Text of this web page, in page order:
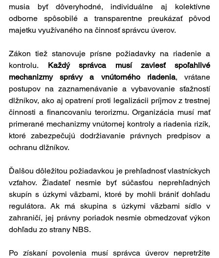
musia byť dôveryhodné, individuálne aj kolektívne
odborne spôsobilé a transparentne preukázať pôvod
majetku využívaného na činnosť správcu úverov.
Zákon tiež stanovuje prísne požiadavky na riadenie a
kontrolu. Každý správca musí zaviesť spoľahlivé
mechanizmy správy a vnútorného riadenia, vrátane
postupov na zaznamenávanie a vybavovanie sťažností
dlžníkov, ako aj opatrení proti legalizácii príjmov z trestnej
činnosti a financovaniu terorizmu. Organizácia musí mať
primerané mechanizmy vnútornej kontroly a riadenia rizík,
ktoré zabezpečujú dodržiavanie právnych predpisov a
ochranu dlžníkov.
Ďalšou dôležitou požiadavkou je prehľadnosť vlastníckych
vzťahov. Žiadateľ nesmie byť súčasťou neprehľadných
skupín s úzkymi väzbami, ktoré by mohli brániť dohľadu
regulátora. Ak má skupina s úzkymi väzbami sídlo v
zahraničí, jej právny poriadok nesmie obmedzovať výkon
dohľadu zo strany NBS.
Po získaní povolenia musí správca úverov nepretržite